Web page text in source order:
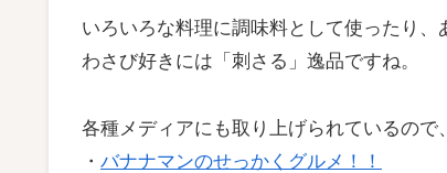
いろいろな料理に調味料として使ったり、
わさび好きには「刺さる」逸品ですね。
各種メディアにも取り上げられているので
・ バナナマンのせっかくグルメ！！